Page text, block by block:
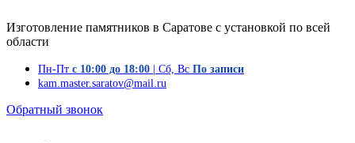
Изготовление памятников в Саратове с установкой по всей
области
Пн-Пт с 10:00 до 18:00 | Сб, Вс По записи
kam.master.saratov@mail.ru
Обратный звонок